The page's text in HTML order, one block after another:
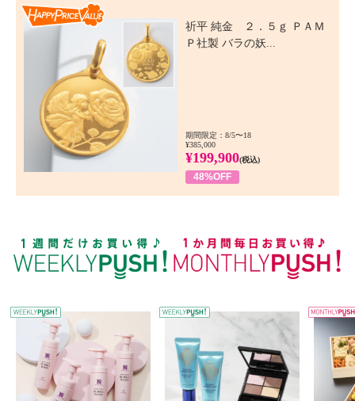
祈平 純金 ２．５ｇ ＰＡＭ
Ｐ社製 バラの妖...
期間限定：8/5〜18
¥385,000
¥199,900(税込)
48%OFF
WEEKLY PUSH